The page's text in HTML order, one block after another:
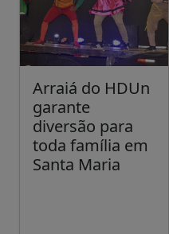
Arraiá do HDUn
garante
diversão para
toda família em
Santa Maria